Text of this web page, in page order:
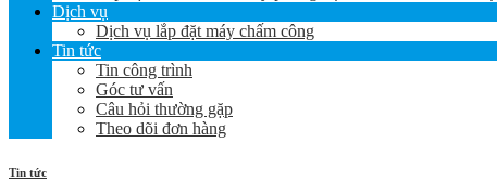
Dịch vụ
Dịch vụ lắp đặt máy chấm công
Tin tức
Tin công trình
Góc tư vấn
Câu hỏi thường gặp
Theo dõi đơn hàng
Tin tức